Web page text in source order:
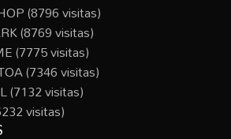
(8796 visitas)
(8769 visitas)
(7775 visitas)
(7346 visitas)
(7132 visitas)
visitas)